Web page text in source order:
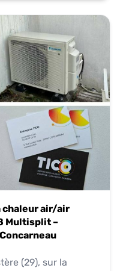
chaleur air/air
Multisplit –
(29), sur la